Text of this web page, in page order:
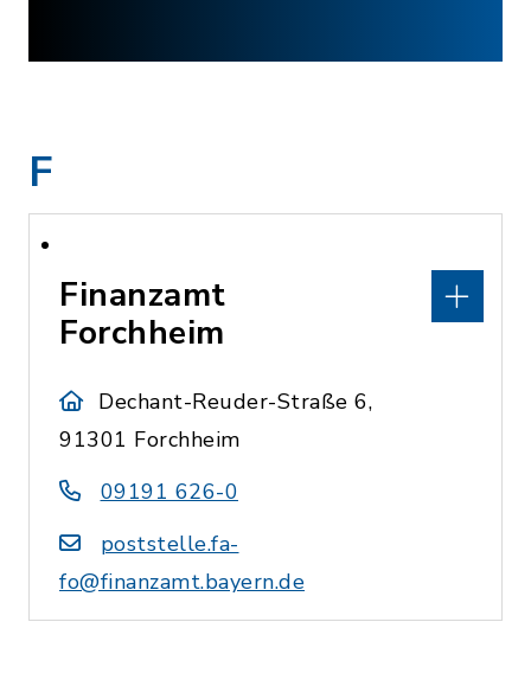
F
Finanzamt
Forchheim
Dechant-Reuder-Straße 6,
91301 Forchheim
09191 626-0
poststelle.fa-
fo@finanzamt.bayern.de